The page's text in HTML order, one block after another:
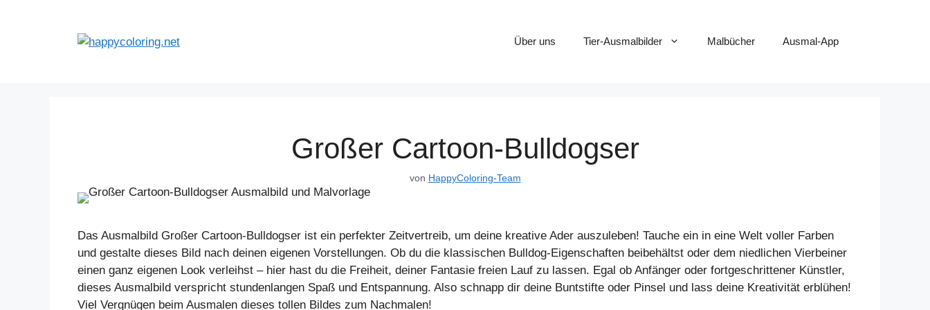
Über uns Tier-Ausmalbilder Malbücher Ausmal-App
Großer Cartoon-Bulldogser
von HappyColoring-Team
Das Ausmalbild Großer Cartoon-Bulldogser ist ein perfekter Zeitvertreib, um deine kreative Ader auszuleben! Tauche ein in eine Welt voller Farben
und gestalte dieses Bild nach deinen eigenen Vorstellungen. Ob du die klassischen Bulldog-Eigenschaften beibehältst oder dem niedlichen Vierbeiner
einen ganz eigenen Look verleihst – hier hast du die Freiheit, deiner Fantasie freien Lauf zu lassen. Egal ob Anfänger oder fortgeschrittener Künstler,
dieses Ausmalbild verspricht stundenlangen Spaß und Entspannung. Also schnapp dir deine Buntstifte oder Pinsel und lass deine Kreativität erblühen!
Viel Vergnügen beim Ausmalen dieses tollen Bildes zum Nachmalen!